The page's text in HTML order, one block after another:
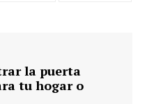
la puerta
tu hogar o